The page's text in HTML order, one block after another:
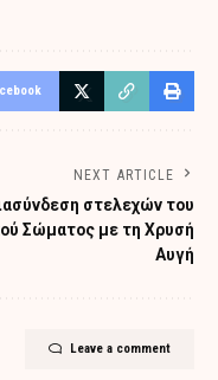
NEXT ARTICLE
στελεχών του
Σώματος με τη Χρυσή
Αυγή
Leave a comment